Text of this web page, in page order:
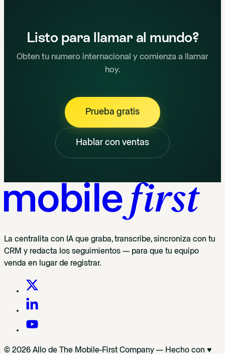
Listo para llamar al mundo?
Obten tu numero internacional y comienza a llamar
hoy.
Prueba gratis
Hablar con ventas
La centralita con IA que graba, transcribe, sincroniza con tu
CRM y redacta los seguimientos — para que tu equipo
venda en lugar de registrar.
© 2026 Allo de The Mobile-First Company — Hecho con ♥